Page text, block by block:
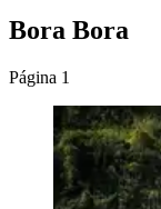
Bora Bora
Página 1